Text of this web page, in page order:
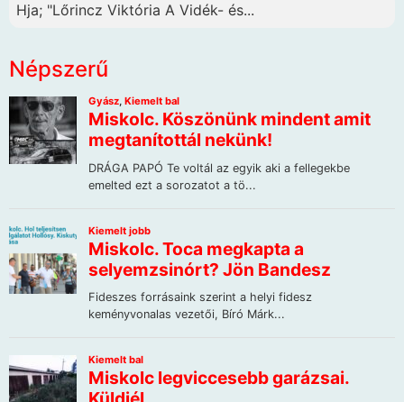
Hja; "Lőrincz Viktória A Vidék- és...
Népszerű